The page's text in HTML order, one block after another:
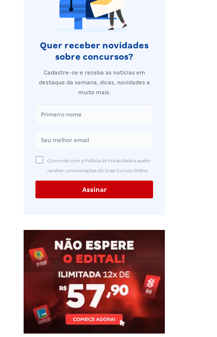
Quer receber novidades
sobre concursos?
Cadastre-se e receba as notícias em
destaque da semana, dicas, novidades e
muito mais.
Concordo com a Política de Privacidade e aceito
receber comunicações do Gran Cursos Online.